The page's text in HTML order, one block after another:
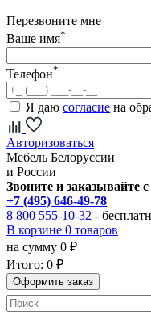
Перезвоните мне
Ваше имя*
Телефон*
Я даю согласие на
Авторизоваться
Мебель Белоруссии
и России
Звоните и заказывайте с
+7 (495) 646-49-78
8 800 555-10-32 -
В корзине 0 товаров
на сумму 0 ₽
Итого: 0 ₽